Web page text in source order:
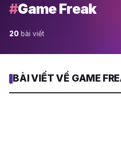
#Game Freak
20 bài viết
BÀI VIẾT VỀ GAME